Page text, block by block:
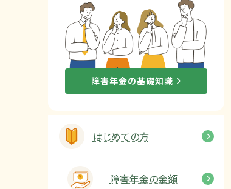
メリット
お電話でのお問い合わせ
089-907-3797
障害年金の基礎知識
はじめての方
障害年金の金額